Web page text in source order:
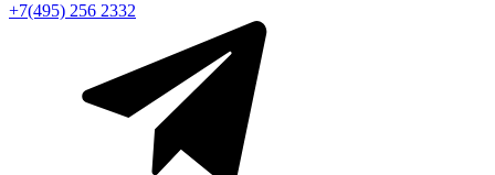
+7(495) 256 2332